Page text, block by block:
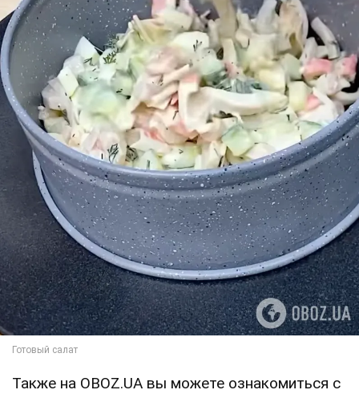
Также на OBOZ.UA вы можете ознакомиться с